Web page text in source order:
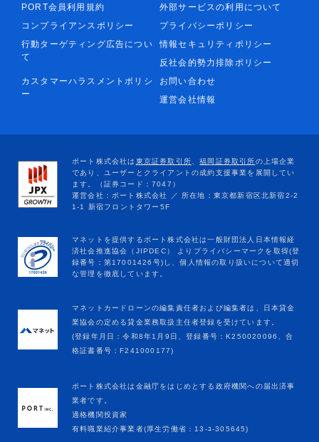
PORT会員利用規約
外部サービスの利用について
コンプライアンスポリシー
プライバシーポリシー
行動ターゲティング広告につい
て
情報セキュリティポリシー
反社会的勢力排除ポリシー
カスタマーハラスメントポリシ
ー
お問い合わせ
運営会社情報
マネットカードローンの編集責任者および編集者は、日本貸金
業協会の定める貸金業務取扱主任者登録を受けています。
(登録年月日：令和8年1月9日、登録番号：K250020096、合
格証書番号：F241000177)
ポート株式会社は金融庁をはじめとする政府機関への届出済事
業者です。
適格機関投資家
有料職業紹介事業者(厚生労働省：13-ﾕ-305645)